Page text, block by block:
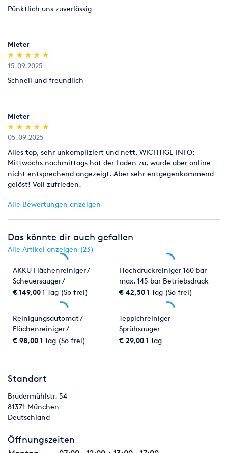
Legitimation
Als Neukunde bitten wir Sie einen gültigen amtlichen
(Personalausweis).
Pünktlich uns zuverlässig
Mieter
(*)
★
★
(*) ★
★
(*) ★
★
(*) ★
★
(*) ★
★
15.09.2025
Schnell und freundlich
Mieter
(*)
★
★
(*) ★
★
(*) ★
★
(*) ★
★
(*) ★
★
05.09.2025
Alles top, sehr unkompliziert und nett. WICHTIGE INFO:
Mittwochs nachmittags hat der Laden zu, wurde aber online
nicht entsprechend angezeigt. Aber sehr entgegenkommend
gelöst! Voll zufrieden.
Alle Bewertungen anzeigen
Das könnte dir auch gefallen
Alle Artikel anzeigen (23)
AKKU Flächenreiniger /
Scheuersauger /
Reinigungsautomat
€ 149,001 Tag (So frei)
Hochdruckreiniger 160 bar
max. 145 bar Betriebsdruck
€ 42,501 Tag (So frei)
Reinigungsautomat /
Flächenreiniger /
Scheuersauger - COLUMBUS
€ 98,001 Tag (So frei)
Teppichreiniger -
Sprühsauger
€ 29,001 Tag
Standort
Brudermühlstr. 54
81371 München
Deutschland
Öffnungszeiten